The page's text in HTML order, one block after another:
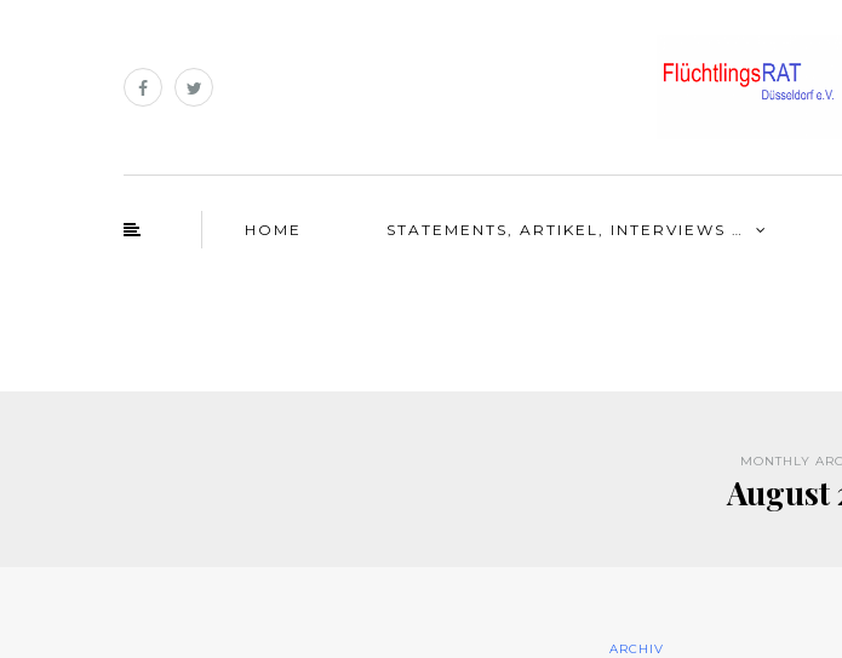
HOME STATEMENTS, ARTIKEL, INTERVIEWS …
MONTHLY
August
ARCHIV